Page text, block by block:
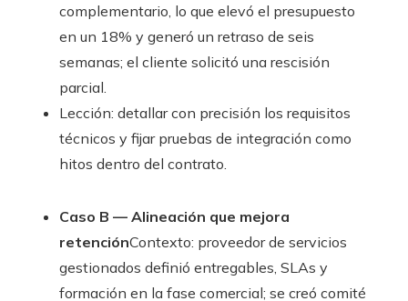
complementario, lo que elevó el presupuesto
en un 18% y generó un retraso de seis
semanas; el cliente solicitó una rescisión
parcial.
Lección: detallar con precisión los requisitos
técnicos y fijar pruebas de integración como
hitos dentro del contrato.
Caso B — Alineación que mejora
retenciónContexto: proveedor de servicios
gestionados definió entregables, SLAs y
formación en la fase comercial; se creó comité